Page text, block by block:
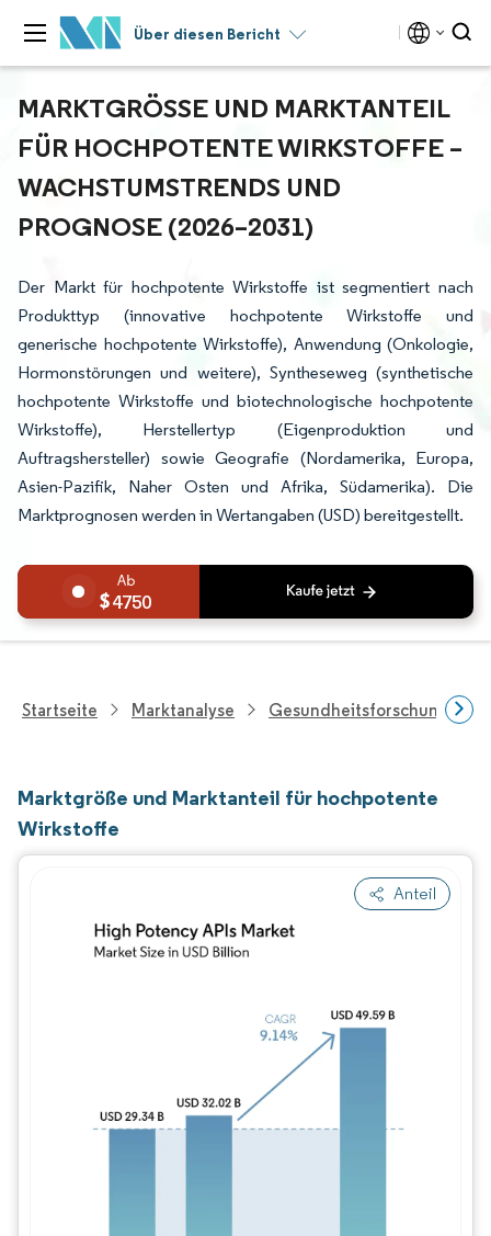
Über diesen Bericht
MARKTGRÖSSE UND MARKTANTEIL F
ÜR HOCHPOTENTE WIRKSTOFFE – W
ACHSTUMSTRENDS UND P
ROGNOSE (2026–2031)
Der Markt für hochpotente Wirkstoffe ist segmentiert nach
Produkttyp (innovative hochpotente Wirkstoffe und
generische hochpotente Wirkstoffe), Anwendung (Onkologie,
Hormonstörungen und weitere), Syntheseweg (synthetische
hochpotente Wirkstoffe und biotechnologische hochpotente
Wirkstoffe), Herstellertyp (Eigenproduktion und
Auftragshersteller) sowie Geografie (Nordamerika, Europa,
Asien-Pazifik, Naher Osten und Afrika, Südamerika). Die
Marktprognosen werden in Wertangaben (USD) bereitgestellt.
4750
Startseite Marktanalyse Gesundheitsforschung
Marktgröße und Marktanteil für hochpotente
Wirkstoffe
Anteil